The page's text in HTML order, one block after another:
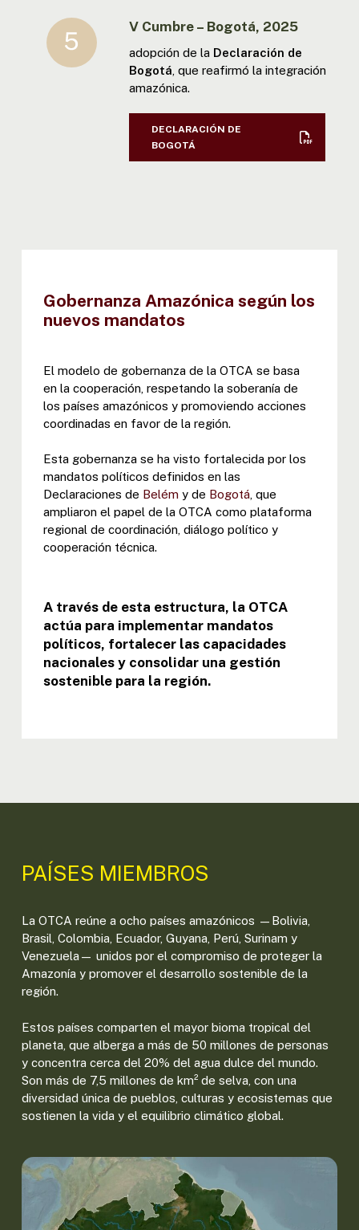
V Cumbre – Bogotá, 2025
adopción de la Declaración de
Bogotá , que reafirmó la integración
amazónica.
DECLARACIÓN DE
BOGOTÁ
Gobernanza Amazónica según los
nuevos mandatos
El modelo de gobernanza de la OTCA se basa
en la cooperación, respetando la soberanía de
los países amazónicos y promoviendo acciones
coordinadas en favor de la región.
Esta gobernanza se ha visto fortalecida por los
mandatos políticos definidos en las
Declaraciones de Belémy de Bogotá, que
ampliaron el papel de la OTCA como plataforma
regional de coordinación, diálogo político y
cooperación técnica.
A través de esta estructura, la OTCA
actúa para implementar mandatos
políticos, fortalecer las capacidades
nacionales y consolidar una gestión
sostenible para la región.
PAÍSES MIEMBROS
La OTCA reúne a ocho países amazónicos —Bolivia,
Brasil, Colombia, Ecuador, Guyana, Perú, Surinam y
Venezuela— unidos por el compromiso de proteger la
Amazonía y promover el desarrollo sostenible de la
región.
Estos países comparten el mayor bioma tropical del
planeta, que alberga a más de 50 millones de personas
y concentra cerca del 20% del agua dulce del mundo.
Son más de 7,5 millones de km² de selva, con una
diversidad única de pueblos, culturas y ecosistemas que
sostienen la vida y el equilibrio climático global.